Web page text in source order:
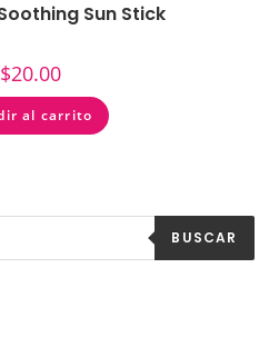
Sun Stick
$20.00
al carrito
BUSCAR